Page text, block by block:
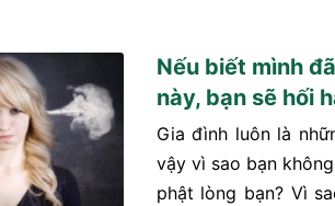
Nếu biết mình
này, bạn sẽ hối
Gia đình luôn là
vậy vì sao bạn
phật lòng bạn? Vì